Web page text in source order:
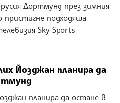
Дортмунд през зимния
пристигне подходяща
Sky Sports
Йозджан планира да
планира да остане в